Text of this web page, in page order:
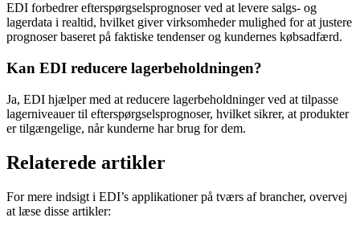
EDI forbedrer efterspørgselsprognoser ved at levere salgs- og
lagerdata i realtid, hvilket giver virksomheder mulighed for at justere
prognoser baseret på faktiske tendenser og kundernes købsadfærd.
Kan EDI reducere lagerbeholdningen?
Ja, EDI hjælper med at reducere lagerbeholdninger ved at tilpasse
lagerniveauer til efterspørgselsprognoser, hvilket sikrer, at produkter
er tilgængelige, når kunderne har brug for dem.
Relaterede artikler
For mere indsigt i EDI’s applikationer på tværs af brancher, overvej
at læse disse artikler: